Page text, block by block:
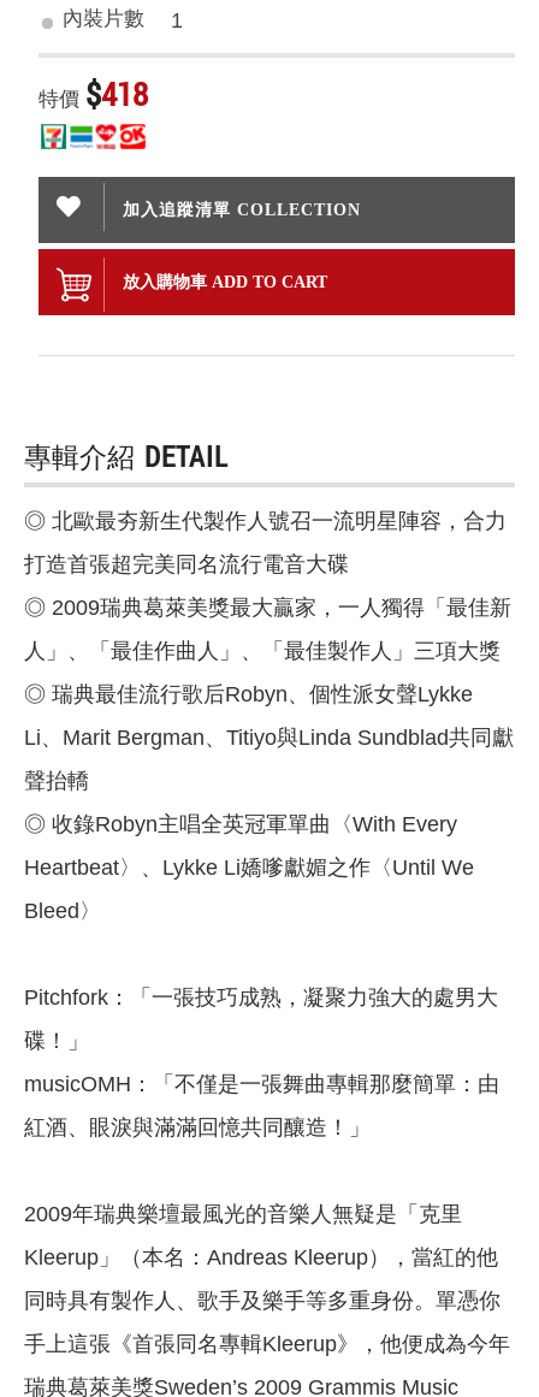
內裝片數 1
特價 $418
加入追蹤清單 COLLECTION
放入購物車 ADD TO CART
專輯介紹 DETAIL
◎ 北歐最夯新生代製作人號召一流明星陣容，合力
打造首張超完美同名流行電音大碟
◎ 2009瑞典葛萊美獎最大贏家，一人獨得「最佳新
人」、「最佳作曲人」、「最佳製作人」三項大獎
◎ 瑞典最佳流行歌后Robyn、個性派女聲Lykke
Li、Marit Bergman、Titiyo與Linda Sundblad共同獻
聲抬轎
◎ 收錄Robyn主唱全英冠軍單曲〈With Every
Heartbeat〉、Lykke Li嬌嗲獻媚之作〈Until We
Bleed〉
Pitchfork：「一張技巧成熟，凝聚力強大的處男大
碟！」
musicOMH：「不僅是一張舞曲專輯那麼簡單：由
紅酒、眼淚與滿滿回憶共同釀造！」
2009年瑞典樂壇最風光的音樂人無疑是「克里
Kleerup」（本名：Andreas Kleerup），當紅的他
同時具有製作人、歌手及樂手等多重身份。單憑你
手上這張《首張同名專輯Kleerup》，他便成為今年
瑞典葛萊美獎Sweden’s 2009 Grammis Music